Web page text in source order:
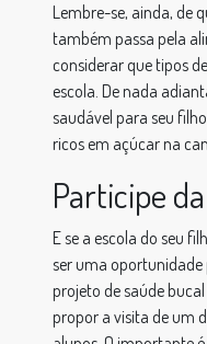
Lembre-se, ainda, de
também passa pela
considerar que tipos
escola. De nada
saudável para seu
ricos em açúcar na
Participe
E se a escola do seu
ser uma oportunidade
projeto de saúde
propor a visita de um